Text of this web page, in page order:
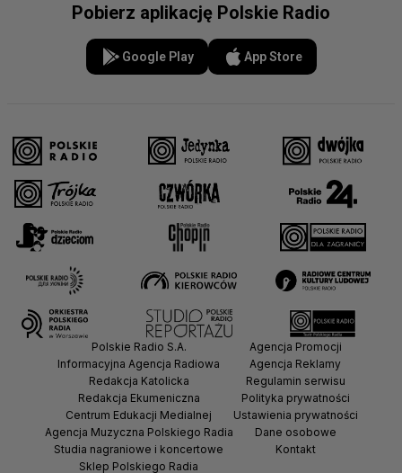
Pobierz aplikację Polskie Radio
Google Play App Store
Polskie Radio S.A.
Informacyjna Agencja Radiowa
Redakcja Katolicka
Redakcja Ekumeniczna
Centrum Edukacji Medialnej
Agencja Muzyczna Polskiego Radia
Studia nagraniowe i koncertowe
Sklep Polskiego Radia
Agencja Promocji
Agencja Reklamy
Regulamin serwisu
Polityka prywatności
Ustawienia prywatności
Dane osobowe
Kontakt